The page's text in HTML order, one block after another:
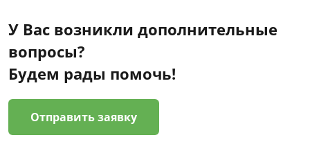
У Вас возникли дополнительные
вопросы?
Будем рады помочь!
Отправить заявку